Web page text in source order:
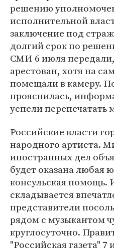
решению
исполнительной
заключение под
долгий срок по
СМИ 6 июля
арестован, хотя на
помещали в камеру.
прояснилась,
успели перепечатать
Российские власти
народного артиста.
иностранных дел
будет оказана любая
консульская
складывается
представители
рядом с музыкантом
круглосуточно.
"Российская газета"